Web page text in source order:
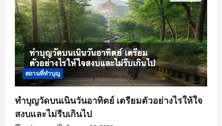
สถานที่ทำบุญ
ทำบุญวัดบนเนินวันอาทิตย์ เตรียมตัวอย่างไรให้ใจ
สงบและไม่รีบเกินไป